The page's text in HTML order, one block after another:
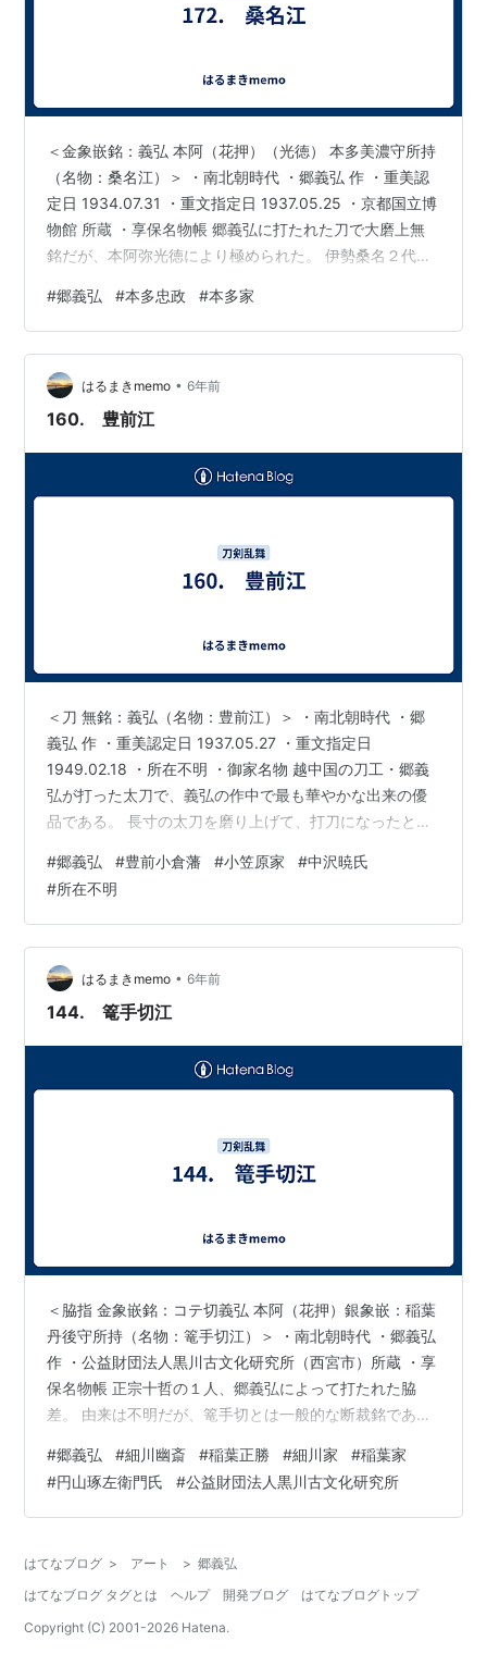
＜金象嵌銘：義弘 本阿（花押）（光徳） 本多美濃守所持
（名物：桑名江）＞ ・南北朝時代 ・郷義弘 作 ・重美認
定日 1934.07.31 ・重文指定日 1937.05.25 ・京都国立博
物館 所蔵 ・享保名物帳 郷義弘に打たれた刀で大磨上無
銘だが、本阿弥光徳により極められた。 伊勢桑名２代目
名が付いた。 1610年頃、鷹狩りをしていた際にある農家
で神棚に祀られていたこの刀に出会ったといわれてい
る。 その後、本多家の手に渡り、本阿弥家に鑑定に出さ
れ、埋忠寿斎に磨上げと金象嵌を入れさせた。 1665年２
月には、本阿弥光温により、金300枚の折り紙が…
#郷義弘 #本多忠政 #本多家
はるまきmemo • 6年前
160. 豊前江
＜刀 無銘：義弘（名物：豊前江）＞ ・南北朝時代 ・郷
義弘 作 ・重美認定日 1937.05.27 ・重文指定日
1949.02.18 ・所在不明 ・御家名物 越中国の刀工・郷義
弘が打った太刀で、義弘の作中で最も華やかな出来の優
品である。 長寸の太刀を磨り上げて、打刀になったとさ
家に伝来していた。 1937年の重要美術品は、小笠原忠春
伯爵名義で認定された。 1949年には、山口県の山田新松
氏が所持していた。 1956年の重要文化財は、中沢暁氏名
義で指定され、 1961年の「正宗とその一門」でも中沢暁
氏所持で出品された。 現在、文化庁の調査にお…
#郷義弘 #豊前小倉藩 #小笠原家 #中沢暁氏
#所在不明
はるまきmemo • 6年前
144. 篭手切江
＜脇指 金象嵌銘：コテ切義弘 本阿（花押）銀象嵌：稲葉
丹後守所持（名物：篭手切江）＞ ・南北朝時代 ・郷義弘
作 ・公益財団法人黒川古文化研究所（西宮市）所蔵 ・享
保名物帳 正宗十哲の１人、郷義弘によって打たれた脇
差。 由来は不明だが、篭手切とは一般的な断裁銘であ
していたが、 その後、相州小田原城主・稲葉丹後守正勝
が入手した。 1626-34年の間に、正勝が本阿弥光温に命
じ、銀象嵌を入れさせた。 1634年、稲葉正利が細川忠利
贈られた。 1662年には本阿弥家による折紙が100枚つけ
られた。 …
#郷義弘 #細川幽斎 #稲葉正勝 #細川家 #稲葉家
#円山琢左衛門氏 #公益財団法人黒川古文化研究所
はてなブログ > アート > 郷義弘
はてなブログ タグとは
ヘルプ 開発ブログ
はてなブログトップ
Copyright (C) 2001-2026 Hatena.